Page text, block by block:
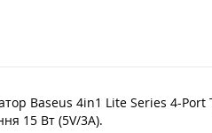
Baseus 4in1 Lite Series 4-Port
15 Вт (5V/3A).